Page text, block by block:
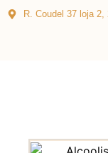
R. Coudel 37 loja 2,